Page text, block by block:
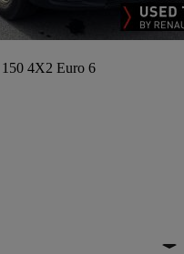
150 4X2 Euro 6